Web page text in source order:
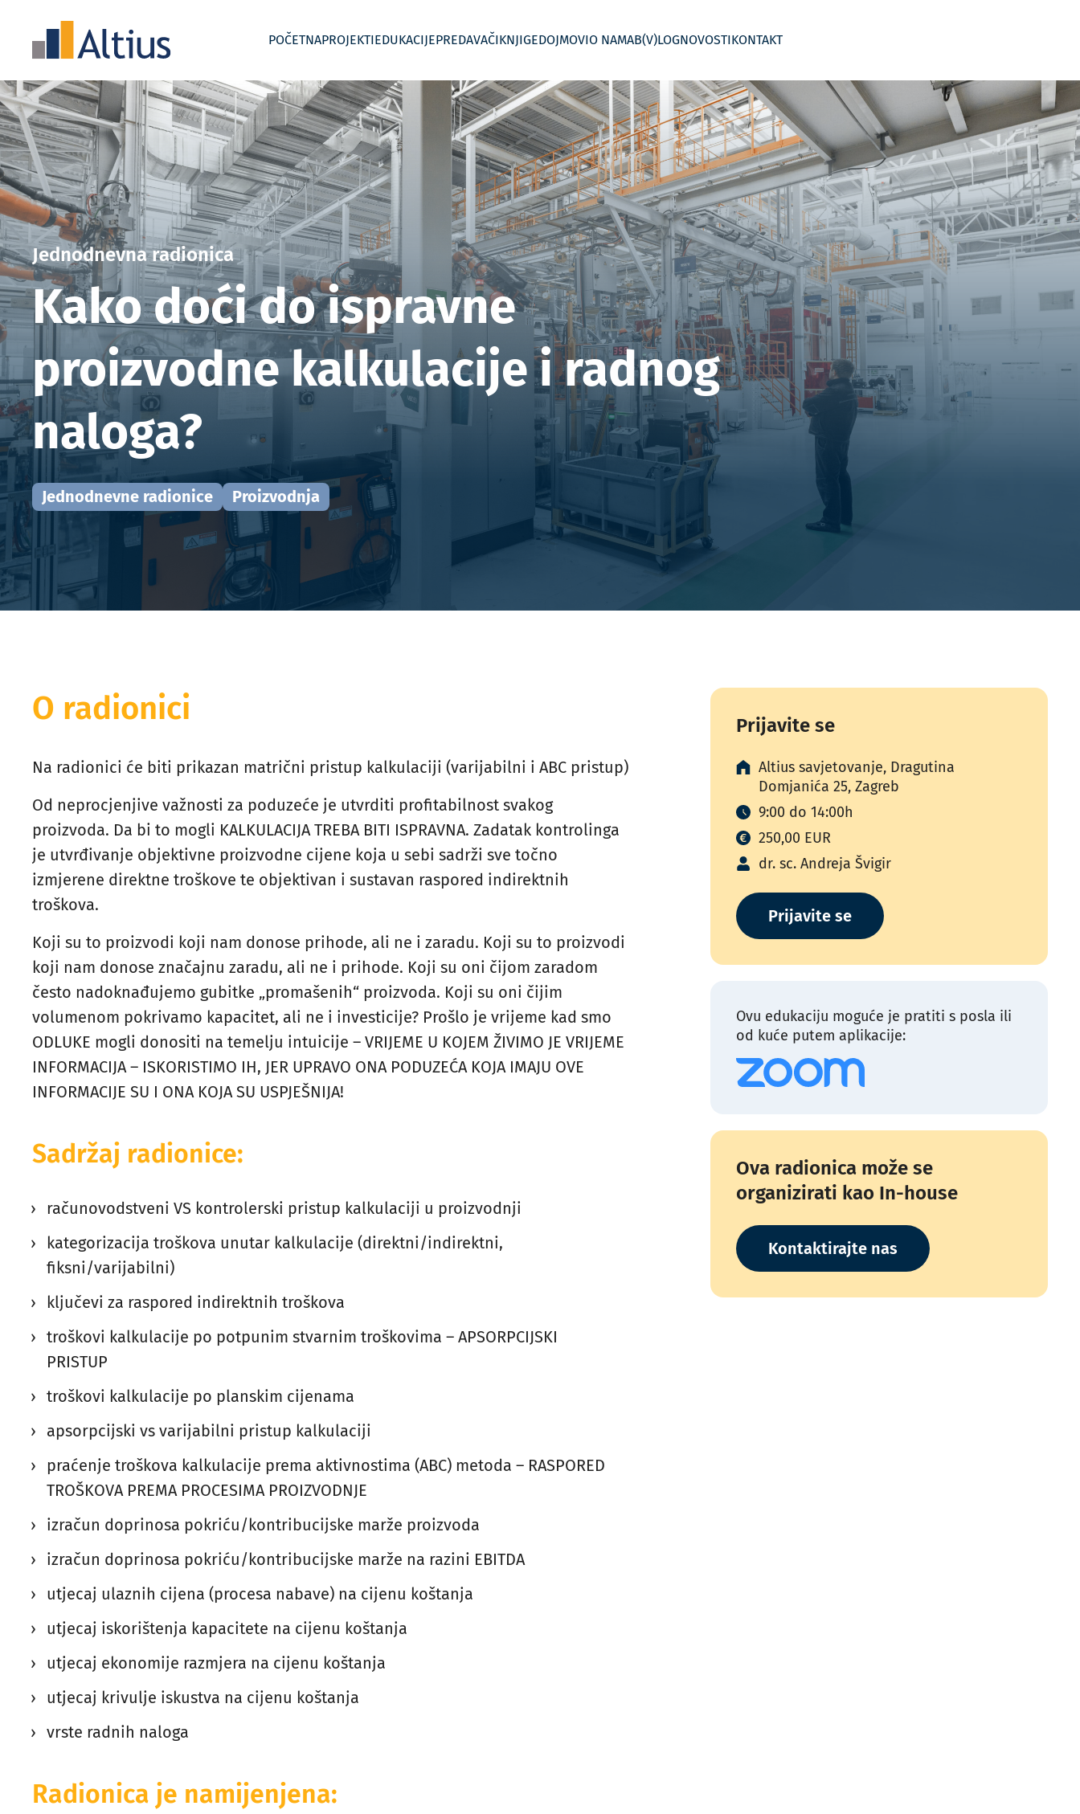
POČETNAPROJEKTI
Uvođenje i razvoj kontrolingaInterim kontroling Menadžersko izvještavanjeKontroling po segmentimaKontroling po djelatnostima
Uvođenje i razvoj funkcije HR-a
EDUKACIJE
Akademije Jednodnevne radionice In House Custom – Po mjeri Business Wargame
PREDAVAČIKNJIGEDOJMOVIO NAMAB(V)LOGNOVOSTIKONTAKT
Jednodnevna radionica
Kako doći do ispravne
proizvodne kalkulacije i radnog
naloga?
Jednodnevne radionice Proizvodnja
O radionici
Na radionici će biti prikazan matrični pristup kalkulaciji (varijabilni i ABC pristup)
Od neprocjenjive važnosti za poduzeće je utvrditi profitabilnost svakog
proizvoda. Da bi to mogli KALKULACIJA TREBA BITI ISPRAVNA. Zadatak kontrolinga
je utvrđivanje objektivne proizvodne cijene koja u sebi sadrži sve točno
izmjerene direktne troškove te objektivan i sustavan raspored indirektnih
troškova.
Koji su to proizvodi koji nam donose prihode, ali ne i zaradu. Koji su to proizvodi
koji nam donose značajnu zaradu, ali ne i prihode. Koji su oni čijom zaradom
često nadoknađujemo gubitke „promašenih“ proizvoda. Koji su oni čijim
volumenom pokrivamo kapacitet, ali ne i investicije? Prošlo je vrijeme kad smo
ODLUKE mogli donositi na temelju intuicije – VRIJEME U KOJEM ŽIVIMO JE VRIJEME
INFORMACIJA – ISKORISTIMO IH, JER UPRAVO ONA PODUZEĆA KOJA IMAJU OVE
INFORMACIJE SU I ONA KOJA SU USPJEŠNIJA!
Sadržaj radionice:
računovodstveni VS kontrolerski pristup kalkulaciji u proizvodnji
kategorizacija troškova unutar kalkulacije (direktni/indirektni,
fiksni/varijabilni)
ključevi za raspored indirektnih troškova
troškovi kalkulacije po potpunim stvarnim troškovima – APSORPCIJSKI
PRISTUP
troškovi kalkulacije po planskim cijenama
apsorpcijski vs varijabilni pristup kalkulaciji
praćenje troškova kalkulacije prema aktivnostima (ABC) metoda – RASPORED
TROŠKOVA PREMA PROCESIMA PROIZVODNJE
izračun doprinosa pokriću/kontribucijske marže proizvoda
izračun doprinosa pokriću/kontribucijske marže na razini EBITDA
utjecaj ulaznih cijena (procesa nabave) na cijenu koštanja
utjecaj iskorištenja kapacitete na cijenu koštanja
utjecaj ekonomije razmjera na cijenu koštanja
utjecaj krivulje iskustva na cijenu koštanja
vrste radnih naloga
Radionica je namijenjena:
Prijavite se
Altius savjetovanje, Dragutina
Domjanića 25, Zagreb
9:00 do 14:00h
250,00 EUR
dr. sc. Andreja Švigir
Prijavite se
Ovu edukaciju moguće je pratiti s posla ili
od kuće putem aplikacije:
Ova radionica može se
organizirati kao In-house
Kontaktirajte nas